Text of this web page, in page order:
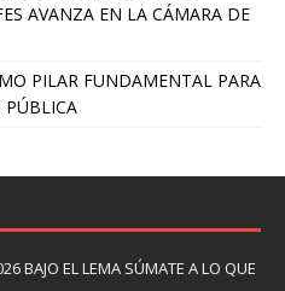
AVANZA EN LA CÁMARA DE
PILAR FUNDAMENTAL PARA
PÚBLICA
BAJO EL LEMA SÚMATE A LO QUE